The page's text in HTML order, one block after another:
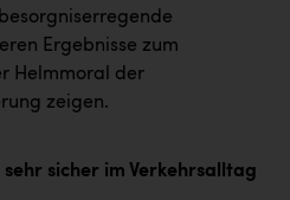
Ergebnisse zum
Helmmoral der
zeigen.
sicher im Verkehrsalltag